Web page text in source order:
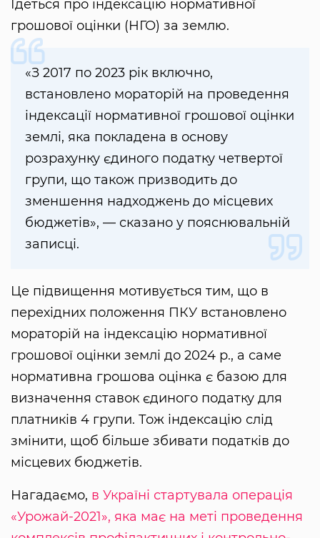
Ідеться про індексацію нормативної
грошової оцінки (НГО) за землю.
«З 2017 по 2023 рік включно,
встановлено мораторій на проведення
індексації нормативної грошової оцінки
землі, яка покладена в основу
розрахунку єдиного податку четвертої
групи, що також призводить до
зменшення надходжень до місцевих
бюджетів», — сказано у пояснювальній
записці.
Це підвищення мотивується тим, що в
перехідних положення ПКУ встановлено
мораторій на індексацію нормативної
грошової оцінки землі до 2024 р., а саме
нормативна грошова оцінка є базою для
визначення ставок єдиного податку для
платників 4 групи. Тож індексацію слід
змінити, щоб більше збивати податків до
місцевих бюджетів.
Нагадаємо, в Україні стартувала операція
«Урожай-2021», яка має на меті проведення